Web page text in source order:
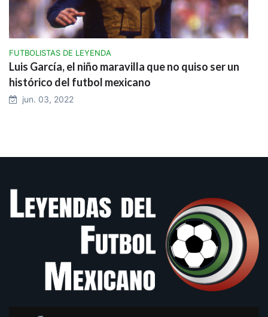
FUTBOLISTAS DE LEYENDA
Luis García, el niño maravilla que no quiso ser un
histórico del futbol mexicano
jun. 03, 2022